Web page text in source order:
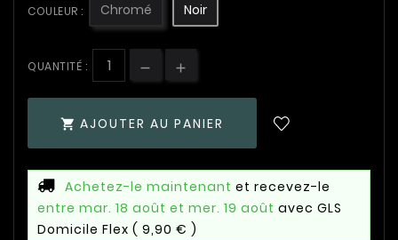
COULEUR : Chromé Noir
QUANTITÉ :
 AJOUTER AU PANIER
Achetez-le maintenant et recevez-le
entre mar. 18 août et mer. 19 août avec GLS
Domicile Flex ( 9,90 € )